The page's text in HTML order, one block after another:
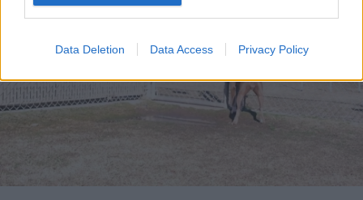
Data Deletion Data Access Privacy Policy